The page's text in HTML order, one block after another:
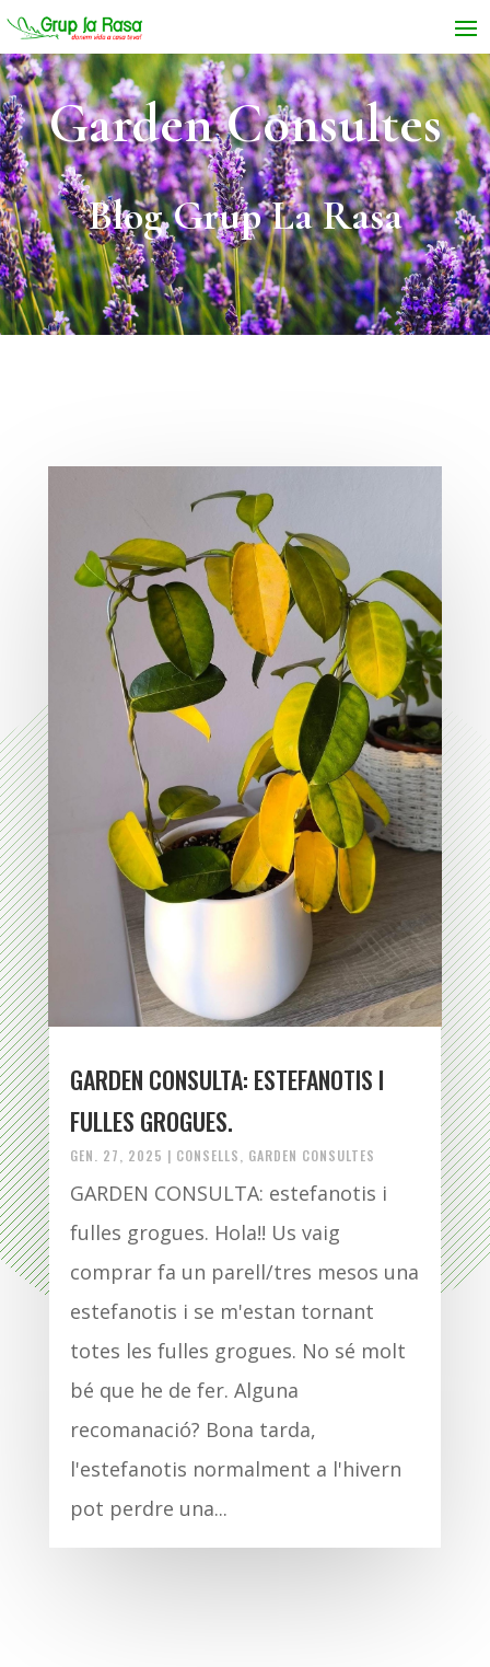
Garden Consultes
Blog Grup La Rasa
GARDEN CONSULTA: ESTEFANOTIS I
FULLES GROGUES.
GEN. 27, 2025 | CONSELLS GARDEN CONSULTES
GARDEN CONSULTA: estefanotis i
fulles grogues. Hola!! Us vaig
comprar fa un parell/tres mesos una
estefanotis i se m'estan tornant
totes les fulles grogues. No sé molt
bé que he de fer. Alguna
recomanació? Bona tarda,
l'estefanotis normalment a l'hivern
pot perdre una...